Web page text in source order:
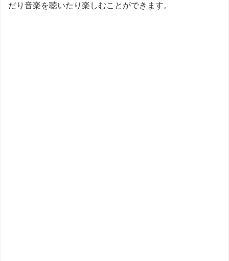
だり音楽を聴いたり楽しむことができます。